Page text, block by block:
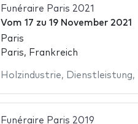
Funéraire Paris 2021
Vom 17 zu 19 November 2021
Paris
Paris, Frankreich
Holzindustrie, Dienstleistung,
Funéraire Paris 2019